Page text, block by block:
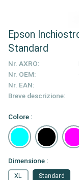
Epson
Standard
Nr. AXRO:
Nr. OEM:
Nr. EAN:
Breve descrizione:
Colore :
Dimensione :
Standard
XL